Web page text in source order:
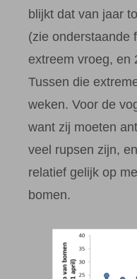
blijkt dat van jaar
(zie onderstaande
extreem vroeg, en
Tussen die
weken. Voor de
want zij moeten
veel rupsen zijn,
relatief gelijk op
bomen.